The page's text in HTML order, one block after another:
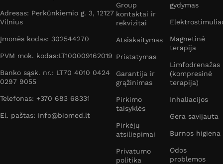
Adresas: Perkūnkiemio g. 3, 12127
Vilnius
Įmonės kodas: 302544270
PVM mok. kodas:LT100009162019
Banko sąsk. nr.: LT70 4010 0424
0297 9055
Telefonas: +370 683 68331
El. paštas: info@biomed.lt
Group
kontaktai ir
rekvizitai
Atsiskaitymas
Pristatymas
Garantija ir
grąžinimas
Pirkimo
taisyklės
Pirkėjų
atsiliepimai
Privatumo
politika
gydymas
Magnetinė
terapija
Limfodrenažas
(kompresinė
terapija)
Inhaliacijos
Gera savijauta
Burnos higiena
Odos
problemos